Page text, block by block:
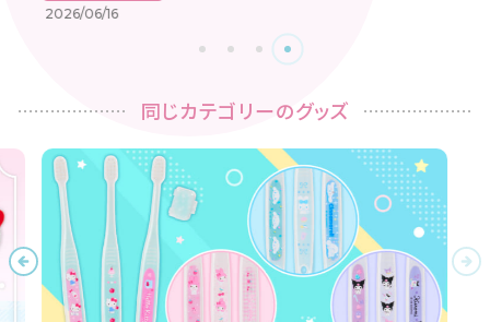
2026/06/16
同じカテゴリーのグッズ